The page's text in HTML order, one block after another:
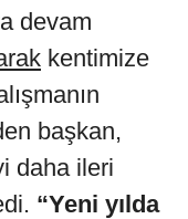
devam
kentimize
başkan,
daha ileri
“Yeni yılda